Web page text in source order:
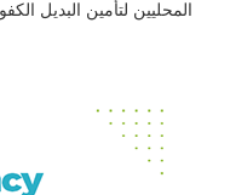
المحليين لتأمين البديل